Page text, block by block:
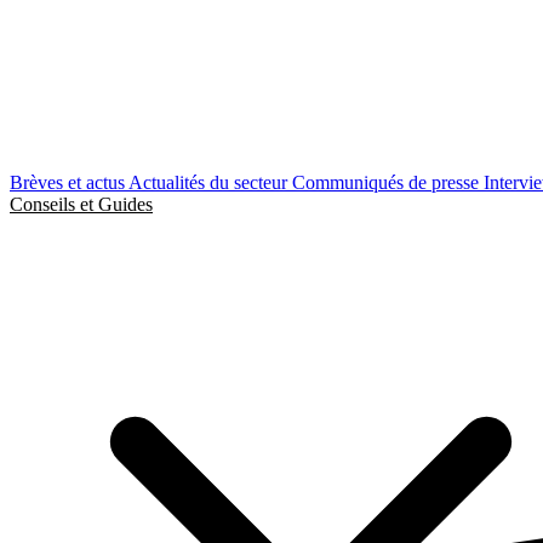
Brèves et actus Actualités du secteurCommuniqués de presse
Conseils et Guides